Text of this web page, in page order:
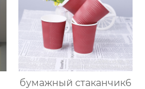
бумажный стаканчик6